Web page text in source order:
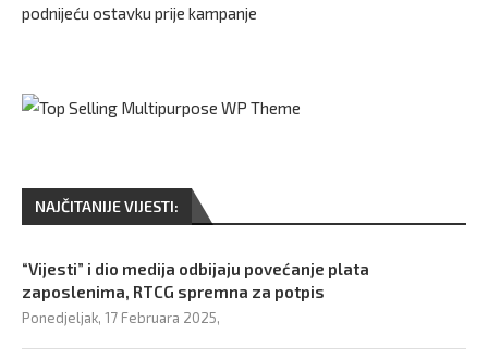
podnijeću ostavku prije kampanje
NAJČITANIJE VIJESTI:
“Vijesti” i dio medija odbijaju povećanje plata
zaposlenima, RTCG spremna za potpis
Ponedjeljak, 17 Februara 2025,